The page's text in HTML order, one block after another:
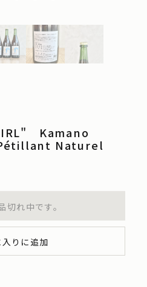
Kamano
Naturel
切れ中です。
りに追加